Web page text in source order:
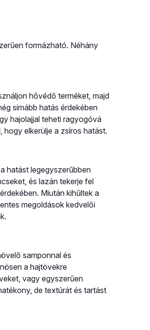
formázható. Néhány
hővédő terméket, majd
simább hatás érdekében
hajolajjal teheti ragyogóvá
hogy elkerülje a zsíros hatást.
hatást legegyszerűbben
és lazán tekerje fel
Miután kihűltek a
megoldások kedvelői
samponnal és
a hajtövekre
vagy egyszerűen
de textúrát és tartást